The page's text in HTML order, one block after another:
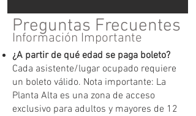
Preguntas Frecuentes
Información Importante
¿A partir de qué edad se paga boleto?
Cada asistente/lugar ocupado requiere
un boleto válido. Nota importante: La
Planta Alta es una zona de acceso
exclusivo para adultos y mayores de 12